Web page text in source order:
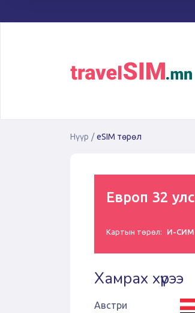
Нүүр / eSIM төрөл
Европ 32 улс
Картын төрөл: И-СИМ
Хамрах хүрээ
Австри